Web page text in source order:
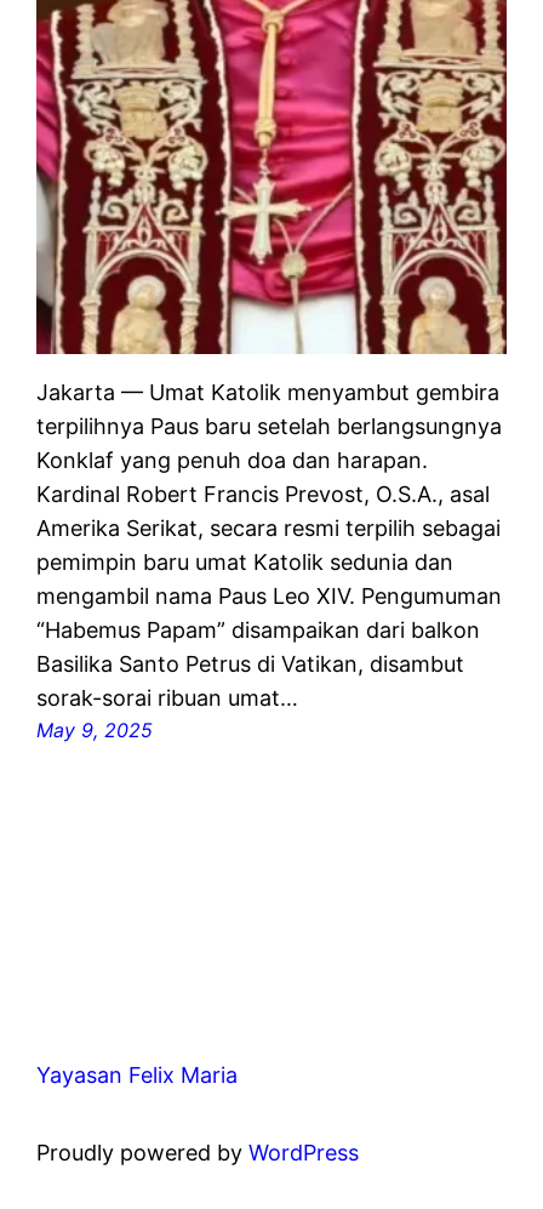
Jakarta — Umat Katolik menyambut gembira
terpilihnya Paus baru setelah berlangsungnya
Konklaf yang penuh doa dan harapan.
Kardinal Robert Francis Prevost, O.S.A., asal
Amerika Serikat, secara resmi terpilih sebagai
pemimpin baru umat Katolik sedunia dan
mengambil nama Paus Leo XIV. Pengumuman
“Habemus Papam” disampaikan dari balkon
Basilika Santo Petrus di Vatikan, disambut
sorak-sorai ribuan umat…
May 9, 2025
Yayasan Felix Maria
Proudly powered byWordPress